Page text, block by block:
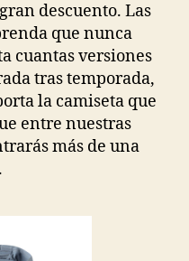
descuento. Las
que nunca
cuantas versiones
tras temporada,
la camiseta que
entre nuestras
más de una